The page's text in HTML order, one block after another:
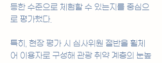
등한 수준으로 체험할 수 있는지를 중심으
로 평가했다.
특히, 현장 평가 시 심사위원 절반을 휠체
어 이용자로 구성해 관광 취약 계층의 눈높